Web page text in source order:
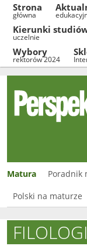
Strona
główna
Kierunki
uczelnie
Wybory
rektorów 2024
Matura Poradnik
Polski na maturze